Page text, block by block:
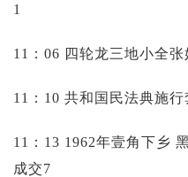
1
11：06 四轮龙三地小全
11：10 共和国民法典施
11：13 1962年壹角下乡
成交7